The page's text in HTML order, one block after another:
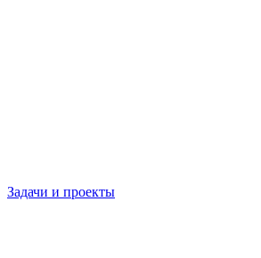
Задачи и проекты